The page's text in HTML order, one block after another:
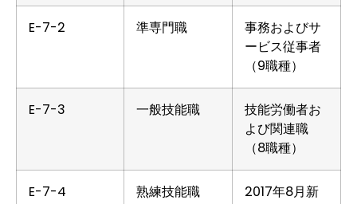
E-7-2 準専門職
事務およびサ
ービス従事者
（9職種）
E-7-3 一般技能職
技能労働者お
よび関連職
（8職種）
E-7-4 熟練技能職
2017年8月新